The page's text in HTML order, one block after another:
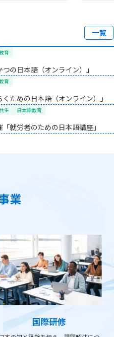
一覧
育
の日本語（オンライン）」
育
ための日本語（オンライン）」
生 日本語教育
就労者のための日本語講座」
業
国際研修